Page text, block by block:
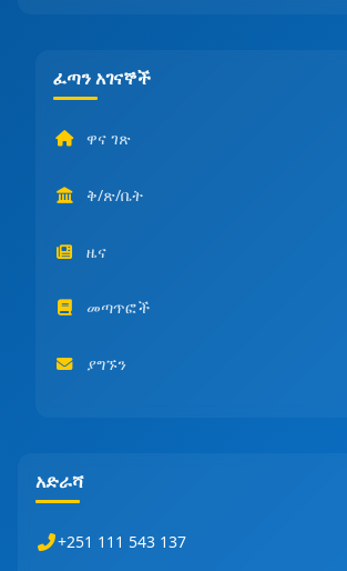
ፈጣን አገናኞች
ዋና ገጽ
ቅ/ጽ/ቤት
ዜና
መጣጥፎች
ያግኙን
አድራሻ
+251 111 543 137